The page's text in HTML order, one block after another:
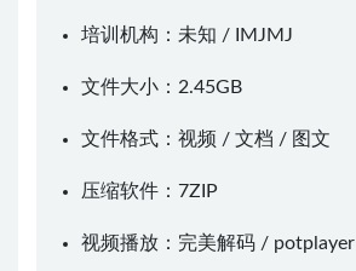
培训机构：未知 / IMJMJ
文件大小：2.45GB
文件格式：视频 / 文档 / 图文
压缩软件： 7ZIP
视频播放： 完美解码 / potplayer